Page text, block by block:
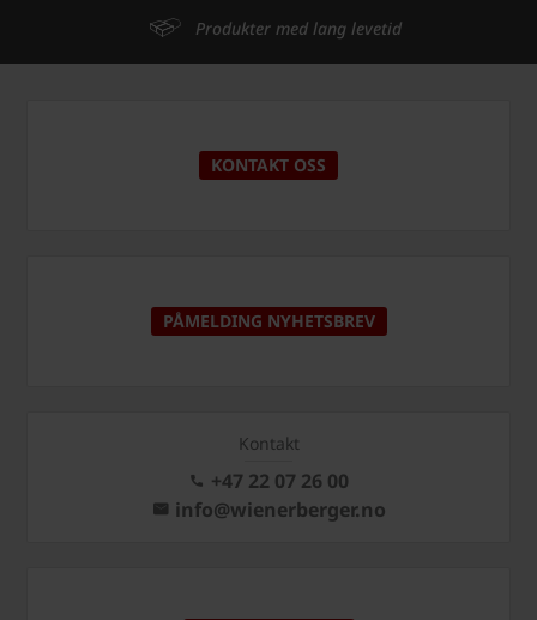
Produkter med lang levetid
KONTAKT OSS
PÅMELDING NYHETSBREV
Kontakt
+47 22 07 26 00
info@wienerberger.no